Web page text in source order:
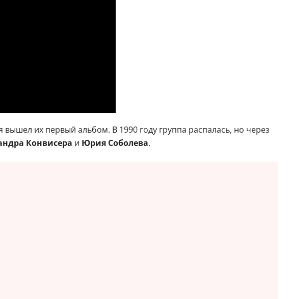
их первый альбом. В 1990 году группа распалась, но через
Конвисера и Юрия Соболева.